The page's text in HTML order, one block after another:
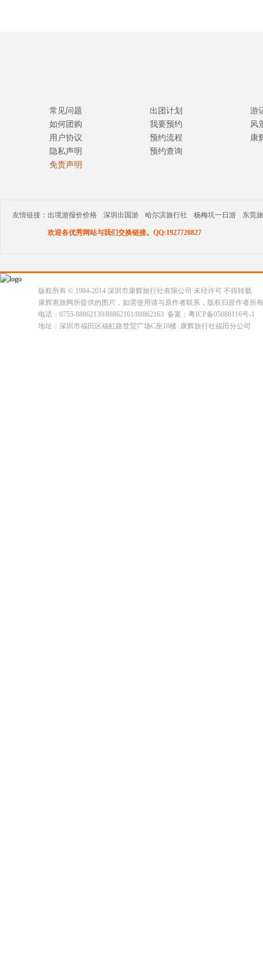
常见问题
如何团购
用户协议
隐私声明
免责声明
出团计划
我要预约
预约流程
预约查询
游
风
康
友情链接： 出境游报价价格 深圳出国游 哈尔滨旅行社 杨梅坑一日游 东莞
欢迎各优秀网站与我们交换链接。QQ:1927720827
版权所有 © 1984-2014 深圳市康辉旅行社有限公司 未经许可 不得转载
康辉惠旅网所提供的图片，如需使用请与原作者联系，版权归原作者所
电话：0755-88862139/88862161/88862163 备案：粤ICP备05088116号-1
地址：深圳市福田区福虹路世贸广场C座18楼 康辉旅行社福田分公司